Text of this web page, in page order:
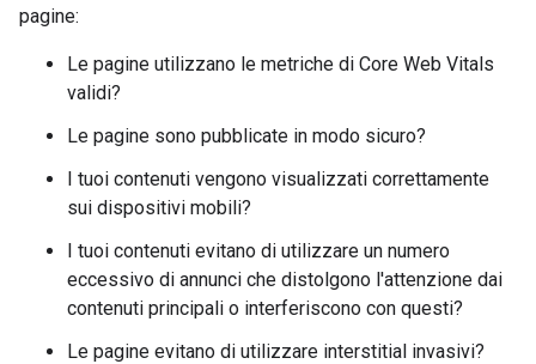
pagine:
Le pagine utilizzano le metriche di Core Web Vitals
validi?
Le pagine sono pubblicate in modo sicuro?
I tuoi contenuti vengono visualizzati correttamente
sui dispositivi mobili?
I tuoi contenuti evitano di utilizzare un numero
eccessivo di annunci che distolgono l'attenzione dai
contenuti principali o interferiscono con questi?
Le pagine evitano di utilizzare interstitial invasivi?